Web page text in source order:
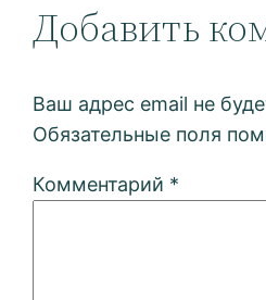
Добавить
Ваш адрес email не
Обязательные поля
Комментарий *